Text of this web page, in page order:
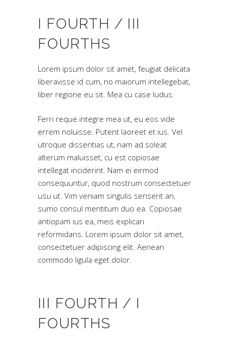
I FOURTH / III
FOURTHS
Lorem ipsum dolor sit amet, feugiat delicata
liberavisse id cum, no maiorum intellegebat,
liber regione eu sit. Mea cu case ludus.
Ferri reque integre mea ut, eu eos vide
errem noluisse. Putent laoreet et ius. Vel
utroque dissentias ut, nam ad soleat
alterum maluisset, cu est copiosae
intellegat inciderint. Nam ei eirmod
consequuntur, quod nostrum consectetuer
usu ut. Vim veniam singulis senserit an,
sumo consul mentitum duo ea. Copiosae
antiopam ius ea, meis explicari
reformidans. Lorem ipsum dolor sit amet,
consectetuer adipiscing elit. Aenean
commodo ligula eget dolor.
III FOURTH / I
FOURTHS